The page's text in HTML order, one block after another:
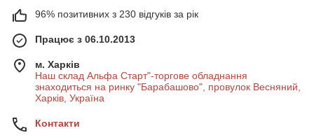
96% позитивних з 230 відгуків за рік
Працює з 06.10.2013
м. Харків
Наш склад Альфа Старт"-торгове обладнання
знаходиться на ринку "Барабашово", провулок Весняний,
Харків, Україна
Контакти